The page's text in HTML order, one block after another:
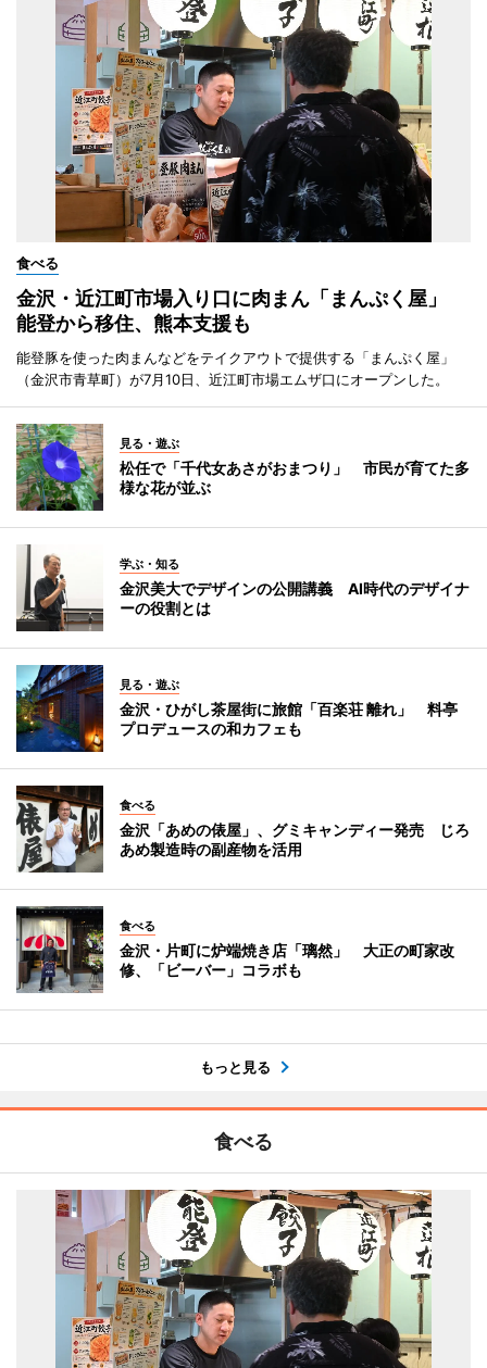
食べる
金沢・近江町市場入り口に肉まん「まんぷく屋」
能登から移住、熊本支援も
能登豚を使った肉まんなどをテイクアウトで提供する「まんぷく屋」
（金沢市青草町）が7月10日、近江町市場エムザ口にオープンした。
見る・遊ぶ
松任で「千代女あさがおまつり」 市民が育てた多
様な花が並ぶ
学ぶ・知る
金沢美大でデザインの公開講義 AI時代のデザイナ
ーの役割とは
見る・遊ぶ
金沢・ひがし茶屋街に旅館「百楽荘 離れ」 料亭
プロデュースの和カフェも
食べる
金沢「あめの俵屋」、グミキャンディー発売 じろ
あめ製造時の副産物を活用
食べる
金沢・片町に炉端焼き店「璃然」 大正の町家改
修、「ビーバー」コラボも
もっと見る
食べる